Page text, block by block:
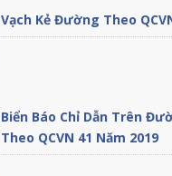
Vạch Kẻ Đường Theo
Biển Báo Chỉ Dẫn Trên
Theo QCVN 41 Năm 2019